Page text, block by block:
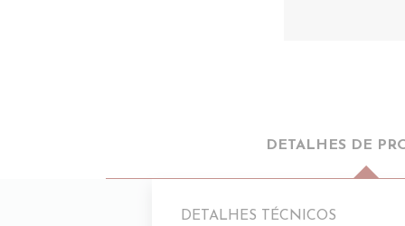
DETALHES DE
DETALHES TÉCNICOS